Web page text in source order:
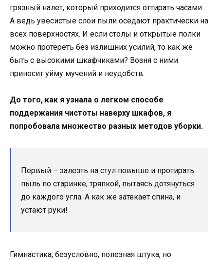
грязный налет, который приходится оттирать часами.
А ведь увесистые слои пыли оседают практически на
всех поверхностях. И если столы и открытые полки
можно протереть без излишних усилий, то как же
быть с высокими шкафчиками? Возня с ними
приносит уйму мучений и неудобств.
До того, как я узнала о легком способе
поддержания чистоты наверху шкафов, я
попробовала множество разных методов уборки.
Первый – залезть на стул повыше и протирать
пыль по старинке, тряпкой, пытаясь дотянуться
до каждого угла. А как же затекает спина, и
устают руки!
Гимнастика, безусловно, полезная штука, но